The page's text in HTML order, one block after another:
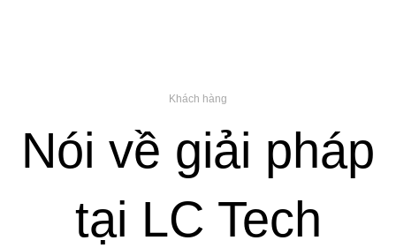
Khách hàng
Nói về giải pháp
tại LC Tech